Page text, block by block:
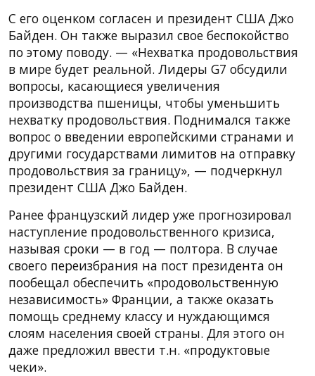
С его оценком согласен и президент США Джо
Байден. Он также выразил свое беспокойство
по этому поводу. — «Нехватка продовольствия
в мире будет реальной. Лидеры G7 обсудили
вопросы, касающиеся увеличения
производства пшеницы, чтобы уменьшить
нехватку продовольствия. Поднимался также
вопрос о введении европейскими странами и
другими государствами лимитов на отправку
продовольствия за границу», — подчеркнул
президент США Джо Байден.
Ранее французский лидер уже прогнозировал
наступление продовольственного кризиса,
называя сроки — в год — полтора. В случае
своего переизбрания на пост президента он
пообещал обеспечить «продовольственную
независимость» Франции, а также оказать
помощь среднему классу и нуждающимся
слоям населения своей страны. Для этого он
даже предложил ввести т.н. «продуктовые
чеки».